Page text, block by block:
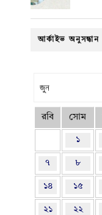
আর্কাইভ অনুসন্ধান
রবি সোম
১
৭ ৮
১৪ ১৫
২১ ২২